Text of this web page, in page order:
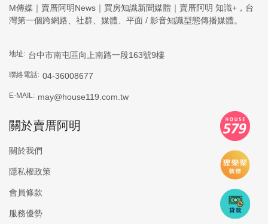
M傳媒｜賣厝阿明News｜買房知識新聞媒體｜賣厝阿明 知識+，台
灣第一個跨網路、社群、媒體、平面 / 影音知識型態傳播媒體。
地址: 台中市南屯區向上南路一段163號9樓
聯絡電話: 04-36008677
E-MAIL: may@house119.com.tw
關於賣厝阿明
關於我們
隱私權政策
會員條款
服務優勢